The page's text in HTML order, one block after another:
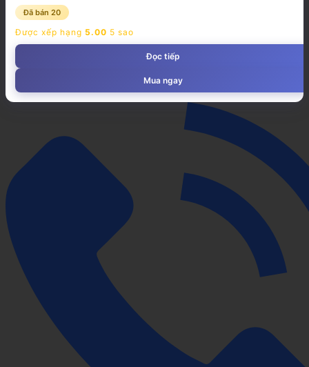
Đã bán 20
Được xếp hạng 5.00 5 sao
Đọc tiếp
Mua ngay